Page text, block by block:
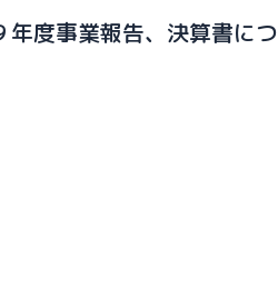
年度事業報告、決算書につ